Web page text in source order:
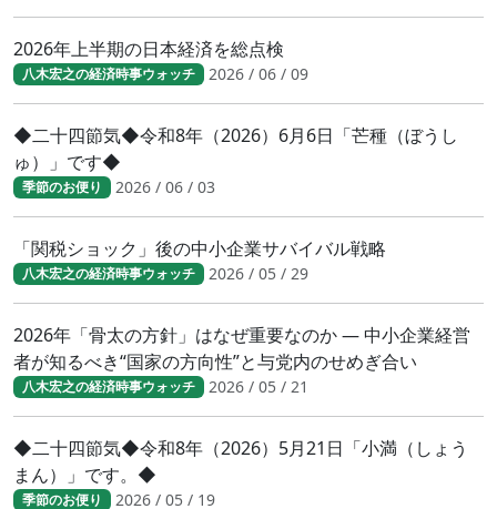
2026年上半期の日本経済を総点検
八木宏之の経済時事ウォッチ 2026 / 06 / 09
◆二十四節気◆令和8年（2026）6月6日「芒種（ぼうし
ゅ）」です◆
季節のお便り 2026 / 06 / 03
「関税ショック」後の中小企業サバイバル戦略
八木宏之の経済時事ウォッチ 2026 / 05 / 29
2026年「骨太の方針」はなぜ重要なのか ― 中小企業経営
者が知るべき“国家の方向性”と与党内のせめぎ合い
八木宏之の経済時事ウォッチ 2026 / 05 / 21
◆二十四節気◆令和8年（2026）5月21日「小満（しょう
まん）」です。◆
季節のお便り 2026 / 05 / 19